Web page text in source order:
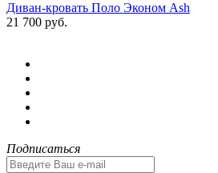
Диван-кровать Поло Эконом Ash
21 700 руб.
Подписаться